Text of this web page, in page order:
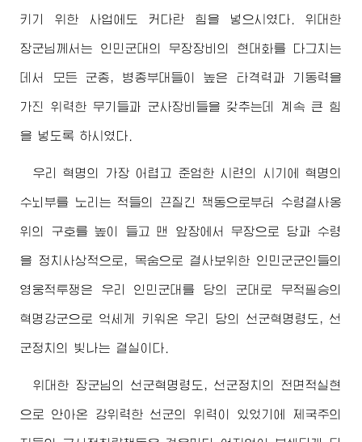
키기 위한 사업에도 커다란 힘을 넣으시였다. 위대한
장군님 께서는 인민군대의 무장장비의 현대화를 다그치는
데서 모든 군종, 병종부대들이 높은 타격력과 기동력을
가진 위력한 무기들과 군사장비들을 갖추는데 계속 큰 힘
을 넣도록 하시였다.
우리 혁명의 가장 어렵고 준엄한 시련의 시기에 혁명의
수뇌부를 노리는 적들의 끈질긴 책동으로부터 수령결사옹
위의 구호를 높이 들고 맨 앞장에서 무장으로 당과 수령
을 정치사상적으로, 목숨으로 결사보위한 인민군군인들의
영웅적투쟁은 우리 인민군대를 당의 군대로 무적필승의
혁명강군으로 억세게 키워온 우리 당의 선군혁명령도, 선
군정치의 빛나는 결실이다.
위대한 장군님 의 선군혁명령도, 선군정치의 전면적실현
으로 안아온 강위력한 선군의 위력이 있었기에 제국주의